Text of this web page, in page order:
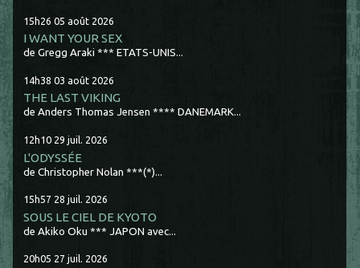
15h26 05 août 2026
I WANT YOUR SEX
de Gregg Araki *** ETATS-UNIS...
14h38 03 août 2026
THE LAST VIKING
de Anders Thomas Jensen **** DANEMARK...
12h10 29 juil. 2026
L'ODYSSÉE
de Christopher Nolan ***(*)...
15h57 28 juil. 2026
SOUS LE CIEL DE KYOTO
de Akiko Oku *** JAPON avec...
20h05 27 juil. 2026